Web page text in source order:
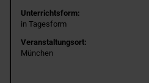
Unterrichtsform:
in Tagesform
Veranstaltungsort:
München